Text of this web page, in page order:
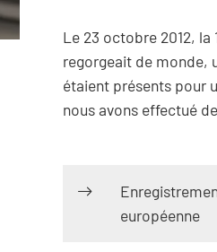
Le 23 octobre 2012, la
regorgeait de monde,
étaient présents pour
nous avons effectué
européenne